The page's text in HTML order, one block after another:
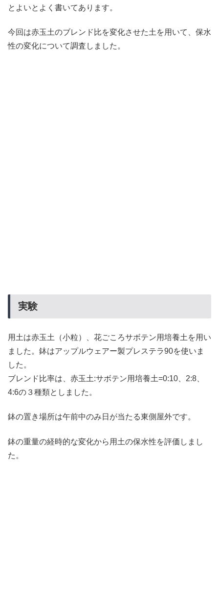
とよいとよく書いてあります。
今回は赤玉土のブレンド比を変化させた土を用いて、保水
性の変化について調査しました。
実験
用土は赤玉土（小粒）、花ごころサボテン用培養土を用い
ました。鉢はアップルウェアー製プレステラ90を使いま
した。
ブレンド比率は、赤玉土:サボテン用培養土=0:10、2:8、
4:6の３種類としました。
鉢の置き場所は午前中のみ日が当たる東側屋外です。
鉢の重量の経時的な変化から用土の保水性を評価しまし
た。